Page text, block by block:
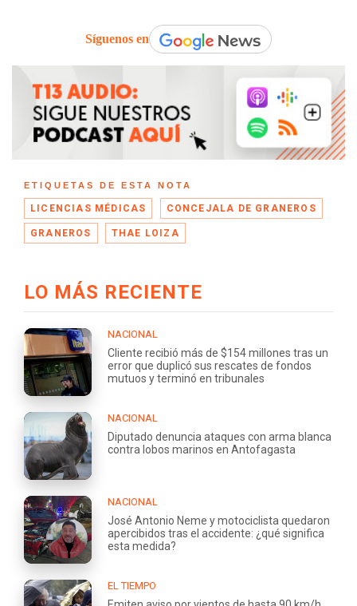
Síguenos en
ETIQUETAS DE ESTA NOTA
LICENCIAS MÉDICAS CONCEJALA DE GRANEROS
GRANEROS THAE LOIZA
LO MÁS RECIENTE
NACIONAL
Cliente recibió más de $154 millones tras un
error que duplicó sus rescates de fondos
mutuos y terminó en tribunales
NACIONAL
Diputado denuncia ataques con arma blanca
contra lobos marinos en Antofagasta
NACIONAL
José Antonio Neme y motociclista quedaron
apercibidos tras el accidente: ¿qué significa
esta medida?
EL TIEMPO